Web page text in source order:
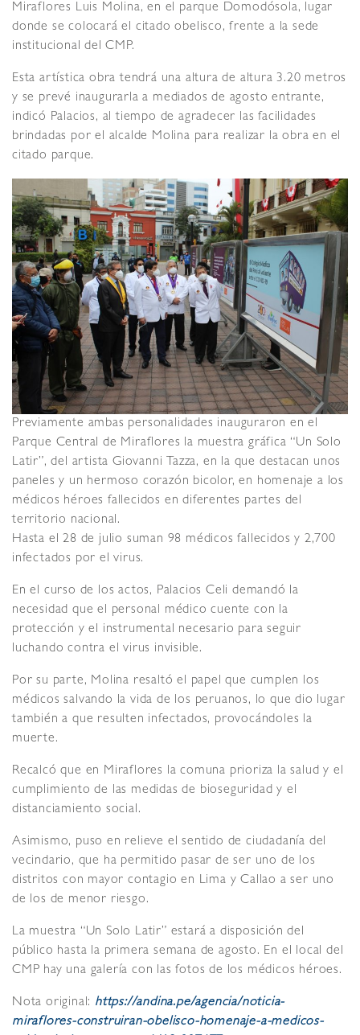
Miraflores Luis Molina, en el parque Domodósola, lugar
donde se colocará el citado obelisco, frente a la sede
institucional del CMP.
Esta artística obra tendrá una altura de altura 3.20 metros
y se prevé inaugurarla a mediados de agosto entrante,
indicó Palacios, al tiempo de agradecer las facilidades
brindadas por el alcalde Molina para realizar la obra en el
citado parque.
Previamente ambas personalidades inauguraron en el
Parque Central de Miraflores la muestra gráfica “Un Solo
Latir”, del artista Giovanni Tazza, en la que destacan unos
paneles y un hermoso corazón bicolor, en homenaje a los
médicos héroes fallecidos en diferentes partes del
territorio nacional.
Hasta el 28 de julio suman 98 médicos fallecidos y 2,700
infectados por el virus.
En el curso de los actos, Palacios Celi demandó la
necesidad que el personal médico cuente con la
protección y el instrumental necesario para seguir
luchando contra el virus invisible.
Por su parte, Molina resaltó el papel que cumplen los
médicos salvando la vida de los peruanos, lo que dio lugar
también a que resulten infectados, provocándoles la
muerte.
Recalcó que en Miraflores la comuna prioriza la salud y el
cumplimiento de las medidas de bioseguridad y el
distanciamiento social.
Asimismo, puso en relieve el sentido de ciudadanía del
vecindario, que ha permitido pasar de ser uno de los
distritos con mayor contagio en Lima y Callao a ser uno
de los de menor riesgo.
La muestra “Un Solo Latir” estará a disposición del
público hasta la primera semana de agosto. En el local del
CMP hay una galería con las fotos de los médicos héroes.
Nota original: https://andina.pe/agencia/noticia-
miraflores-construiran-obelisco-homenaje-a-medicos-